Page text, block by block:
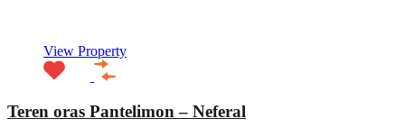
View Property
Teren oras Pantelimon – Neferal